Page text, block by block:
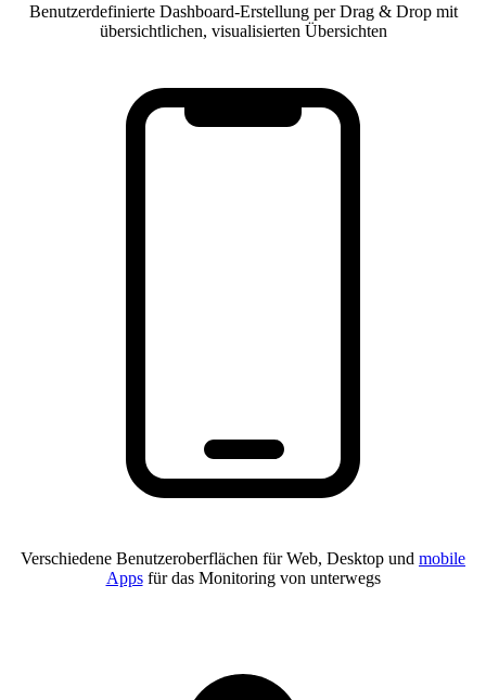
Benutzerdefinierte Dashboard-Erstellung per Drag & Drop mit
übersichtlichen, visualisierten Übersichten
Verschiedene Benutzeroberflächen für Web, Desktop und mobile
Appsfür das Monitoring von unterwegs